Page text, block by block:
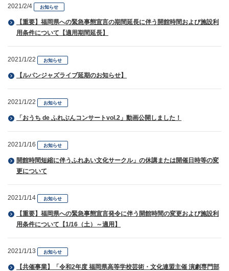
2021/2/4 お知らせ
【重要】福岡県への緊急事態宣言の期間延長に伴う開館時間および施設利
用条件について【適用期間延長】
2021/1/22 お知らせ
【ルパンジャズライブ延期のお知らせ】
2021/1/22 お知らせ
「おうち de ふれぶんコンサートvol.2」動画公開しました！
2021/1/16 お知らせ
開館時間短縮に伴うふれあい文化サークル」の休講または開催日時等の変
更について
2021/1/14 お知らせ
【重要】福岡県への緊急事態宣言発令に伴う開館時間の変更および施設利
用条件について【1/16（土）～適用】
2021/1/13 お知らせ
【共催事業】「令和2年度 福岡県高等学校芸術・文化連盟主催 演劇専門部